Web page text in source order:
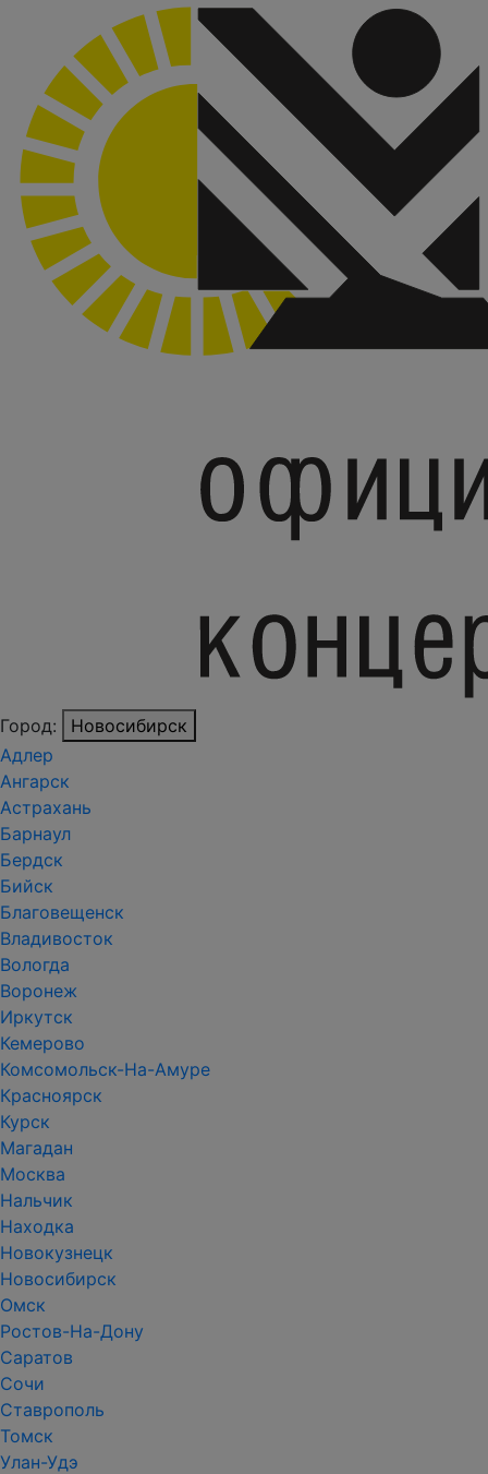
Город:
Новосибирск
Адлер
Ангарск
Астрахань
Барнаул
Бердск
Бийск
Благовещенск
Владивосток
Вологда
Воронеж
Иркутск
Кемерово
Комсомольск-На-Амуре
Красноярск
Курск
Магадан
Москва
Нальчик
Находка
Новокузнецк
Новосибирск
Омск
Ростов-На-Дону
Саратов
Сочи
Ставрополь
Томск
Улан-Удэ